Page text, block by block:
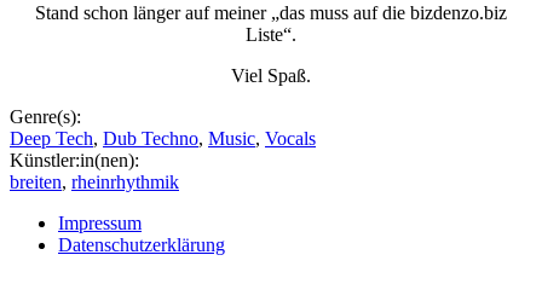
Stand schon länger auf meiner „das muss auf die bizdenzo.biz
Liste“.
Viel Spaß.
Genre(s):
Deep Tech, Dub Techno, Music, Vocals
Künstler:in(nen):
breiten, rheinrhythmik
Impressum
Datenschutzerklärung